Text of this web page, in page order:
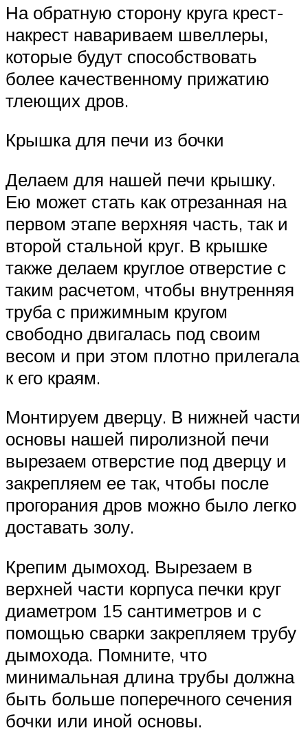
На обратную сторону круга крест-
накрест навариваем швеллеры,
которые будут способствовать
более качественному прижатию
тлеющих дров.
Крышка для печи из бочки
Делаем для нашей печи крышку.
Ею может стать как отрезанная на
первом этапе верхняя часть, так и
второй стальной круг. В крышке
также делаем круглое отверстие с
таким расчетом, чтобы внутренняя
труба с прижимным кругом
свободно двигалась под своим
весом и при этом плотно прилегала
к его краям.
Монтируем дверцу. В нижней части
основы нашей пиролизной печи
вырезаем отверстие под дверцу и
закрепляем ее так, чтобы после
прогорания дров можно было легко
доставать золу.
Крепим дымоход. Вырезаем в
верхней части корпуса печки круг
диаметром 15 сантиметров и с
помощью сварки закрепляем трубу
дымохода. Помните, что
минимальная длина трубы должна
быть больше поперечного сечения
бочки или иной основы.